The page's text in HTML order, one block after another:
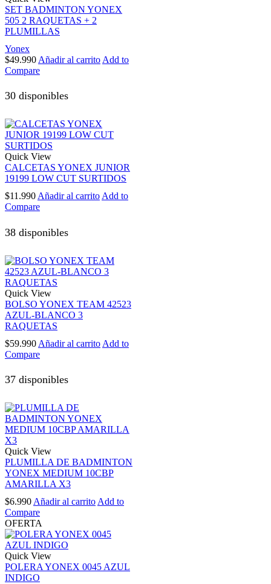
SET BADMINTON YONEX
505 2 RAQUETAS + 2
PLUMILLAS
Yonex
$49.990 Añadir al carrito Add to
Compare
30 disponibles
Quick View
CALCETAS YONEX JUNIOR
19199 LOW CUT SURTIDOS
$11.990Añadir al carritoAdd to
Compare
38 disponibles
Quick View
BOLSO YONEX TEAM 42523
AZUL-BLANCO 3
RAQUETAS
$59.990 Añadir al carrito Add to
Compare
37 disponibles
Quick View
PLUMILLA DE BADMINTON
YONEX MEDIUM 10CBP
AMARILLA X3
$6.990 Añadir al carrito Add to
Compare
OFERTA
Quick View
POLERA YONEX 0045 AZUL
INDIGO